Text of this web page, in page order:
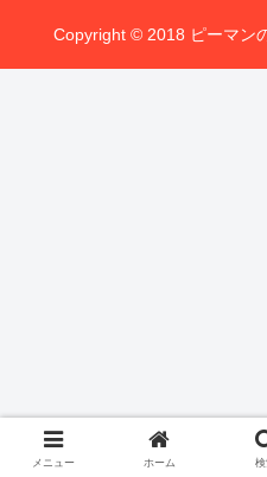
Copyright © 2018 ピーマン
メニュー ホーム